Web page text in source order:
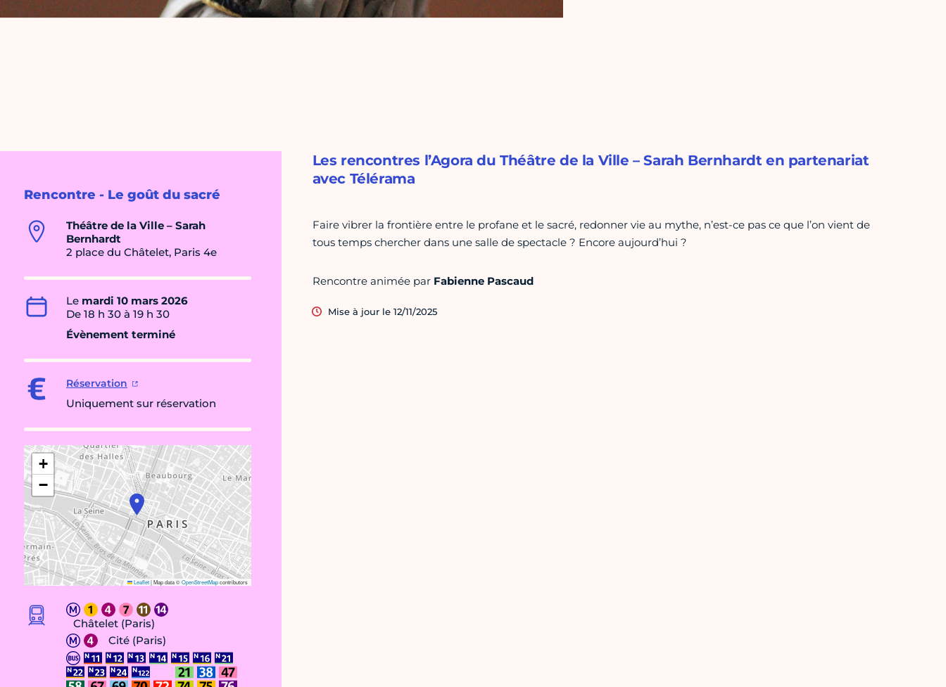
Rencontre - Le goût du sacré
Théâtre de la Ville – Sarah
Bernhardt
2 place du Châtelet, Paris 4e
Le mardi 10 mars 2026
De 18 h 30 à 19 h 30
Évènement terminé
Réservation
Uniquement sur réservation
+
−
Leaflet|Map data ©OpenStreetMapcontributors
Châtelet (Paris)
Cité (Paris)
Les rencontres l’Agora du Théâtre de la Ville – Sarah Bernhardt en partenariat
avec Télérama
Faire vibrer la frontière entre le profane et le sacré, redonner vie au mythe, n’est-ce pas ce que l’on vient de
tous temps chercher dans une salle de spectacle ? Encore aujourd’hui ?
Rencontre animée par Fabienne Pascaud
Mise à jour le 12/11/2025